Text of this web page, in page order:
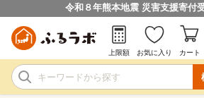
令和８年熊本地震 災害支援寄付
上限額 お気に入り カート